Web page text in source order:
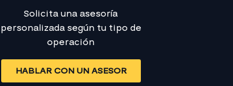
Solicita una asesoría
personalizada según tu tipo de
operación
HABLAR CON UN ASESOR